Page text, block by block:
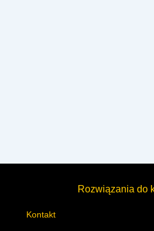
Rozwiązania do
Kontakt